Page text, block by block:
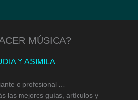
MÚSICA?
Y ASIMILA
o profesional …
las mejores guías, artículos y